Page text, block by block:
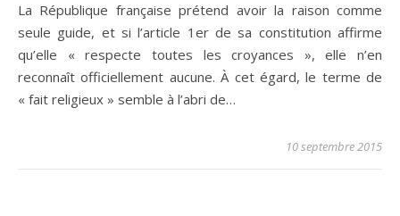
La République française prétend avoir la raison comme
seule guide, et si l’article 1er de sa constitution affirme
qu’elle « respecte toutes les croyances », elle n’en
reconnaît officiellement aucune. À cet égard, le terme de
« fait religieux » semble à l’abri de…
10 septembre 2015